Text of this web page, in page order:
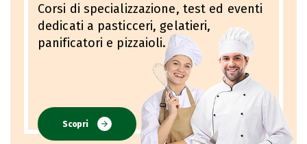
Corsi di specializzazione, test ed eventi
dedicati a pasticceri, gelatieri,
panificatori e pizzaioli.
Scopri